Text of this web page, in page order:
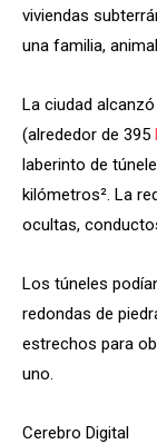
viviendas
una familia,
La ciudad
(alrededor de 395
laberinto de
kilómetros². La
ocultas,
Los túneles
redondas de
estrechos para
uno.
Cerebro Digital